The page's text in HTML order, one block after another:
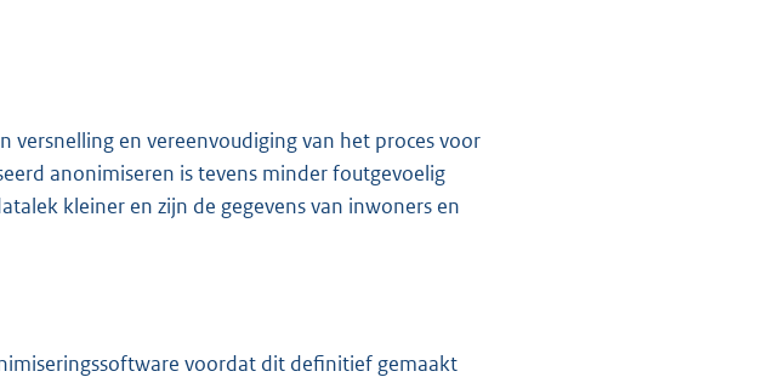
en vereenvoudiging van het proces voor
anonimiseren is tevens minder foutgevoelig
kleiner en zijn de gegevens van inwoners en
voordat dit definitief gemaakt